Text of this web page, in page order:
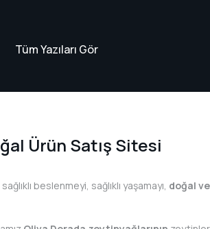
g
299,99 TL
Tüm Yazıları Gör
Ürün Satış Sitesi
beslenmeyi, sağlıklı yaşamayı, doğal